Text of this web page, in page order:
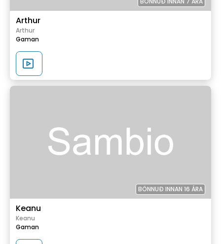
Arthur
Arthur
Gaman
BÖNNUÐ INNAN 16 ÁRA
Keanu
Keanu
Gaman